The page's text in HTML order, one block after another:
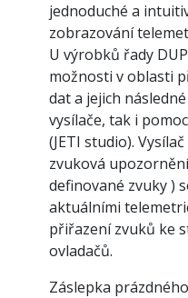
jednoduché a
zobrazování
U výrobků řady
možnosti v oblasti
dat a jejich
vysílače, tak i
(JETI studio).
zvuková
definované zvuky )
aktuálními
přiřazení zvuků ke
ovladačů.
Záslepka